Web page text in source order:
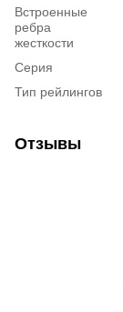
Встроенные
ребра
жесткости
Серия
Тип рейлингов
Отзывы